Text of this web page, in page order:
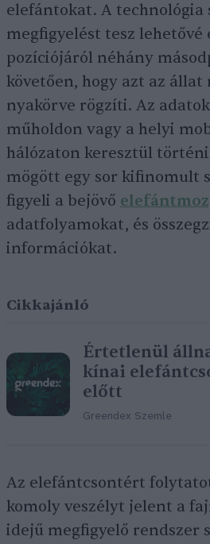
elefántokat. A technológia
megfigyelést tesz lehetővé
pozíciójáról néhány
követően, hogy azt az állat
nyakörve rögzíti. Az
műholdon vagy a helyi
hálózaton keresztül
mögött egy sor kifinomult
figyeli a bejövő
adatfolyamokat, és
információkat.
Cikkajánló
Értetlenül
kínai
előtt
Greendex Szemle
Az elefántcsontért
komoly veszélyt jelent a
idejű megfigyelő rendszer